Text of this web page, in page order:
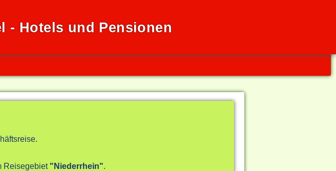
- Hotels und Pensionen
Reisegebiet "Niederrhein"